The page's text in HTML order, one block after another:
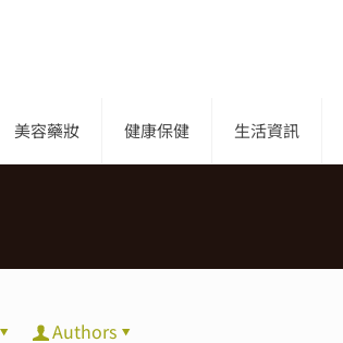
美容藥妝 健康保健 生活資訊
Authors